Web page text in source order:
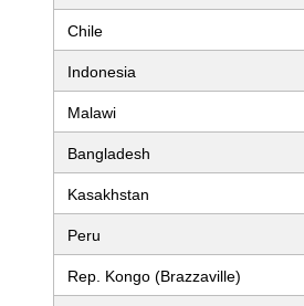
Chile
Indonesia
Malawi
Bangladesh
Kasakhstan
Peru
Rep. Kongo (Brazzaville)